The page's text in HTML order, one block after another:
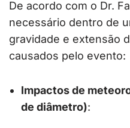
De acordo com o Dr.
necessário dentro de
gravidade e extensão
causados pelo evento:
Impactos de
de diâmetro):